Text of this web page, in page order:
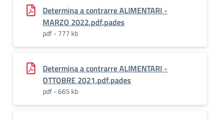
Determina a contrarre ALIMENTARI -
MARZO 2022.pdf.pades
pdf - 777 kb
Determina a contrarre ALIMENTARI -
OTTOBRE 2021.pdf.pades
pdf - 665 kb